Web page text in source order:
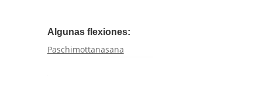
Algunas flexiones:
Paschimottanasana